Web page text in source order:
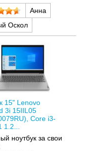
Анна
Оскол
15" Lenovo
3i 15IIL05
Core i3-
1.2...
ноутбук за свои